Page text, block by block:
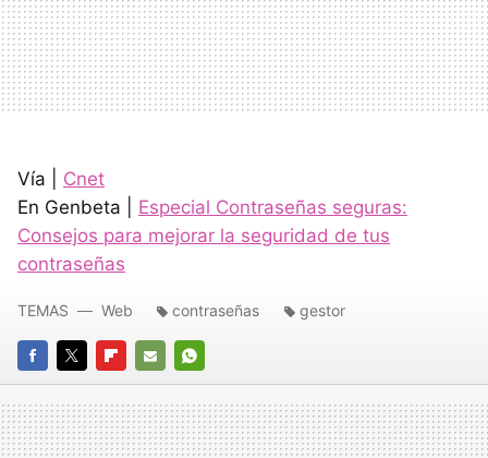
Vía | Cnet
En Genbeta | Especial Contraseñas seguras:
Consejos para mejorar la seguridad de tus
contraseñas
FACEBOOK
TWITTERFLIPBOARD
E-
MAIL
WHATSAPP
TEMAS Web contraseñas gestor